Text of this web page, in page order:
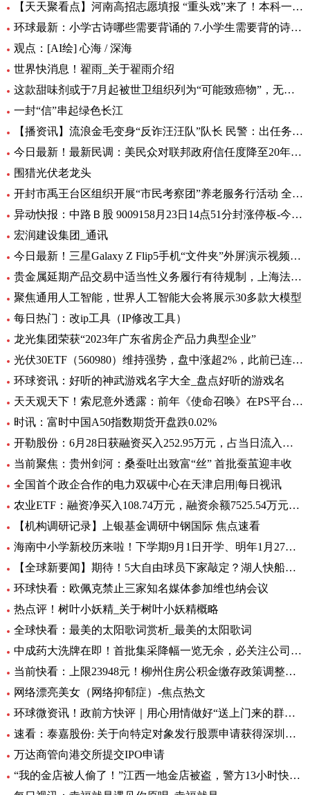
【天天聚看点】河南高招志愿填报 “重头戏”来了！本科一批、二批志愿30日起填报
环球最新：小学古诗哪些需要背诵的 7.小学生需要背的诗词有多少首
观点：[AI绘] 心海 / 深海
世界快消息！翟雨_关于翟雨介绍
这款甜味剂或于7月起被世卫组织列为“可能致癌物”，无糖可乐、口香糖中普遍有它|全球热头条
一封“信”串起绿色长江
【播资讯】流浪金毛变身“反诈汪汪队”队长 民警：出任务都要抢“档期 ”
今日最新！最新民调：美民众对联邦政府信任度降至20年来最低水平
围猎光伏老龙头
开封市禹王台区组织开展“市民考察团”养老服务行活动 全球热消息
异动快报：中路Ｂ股 9009158月23日14点51分封涨停板-今日热搜
宏润建设集团_通讯
今日最新！三星Galaxy Z Flip5手机“文件夹”外屏演示视频曝光
贵金属延期产品交易中适当性义务履行有待规制，上海法院向交易所发出司法建议_每日观察
聚焦通用人工智能，世界人工智能大会将展示30多款大模型
每日热门：改ip工具（IP修改工具）
龙光集团荣获“2023年广东省房企产品力典型企业”
光伏30ETF（560980）维持强势，盘中涨超2%，此前已连升3日，权重股捷佳伟创涨超3%
环球资讯：好听的神武游戏名字大全_盘点好听的游戏名
天天观天下！索尼意外透露：前年《使命召唤》在PS平台创造超8亿美元收入
时讯：富时中国A50指数期货开盘跌0.02%
开勒股份：6月28日获融资买入252.95万元，占当日流入资金比例11.65%-世界即时
当前聚焦：贵州剑河：桑蚕吐出致富“丝” 首批蚕茧迎丰收
全国首个政企合作的电力双碳中心在天津启用|每日视讯
农业ETF：融资净买入108.74万元，融资余额7525.54万元（06-28）
【机构调研记录】上银基金调研中钢国际 焦点速看
海南中小学新校历来啦！下学期9月1日开学、明年1月27日放寒假|观焦点
【全球新要闻】期待！5大自由球员下家敲定？湖人快船或签全明星后卫
环球快看：欧佩克禁止三家知名媒体参加维也纳会议
热点评！树叶小妖精_关于树叶小妖精概略
全球快看：最美的太阳歌词赏析_最美的太阳歌词
中成药大洗牌在即！首批集采降幅一览无余，必关注公司火线全揭秘，投资风险哪里藏？
当前快看：上限23948元！柳州住房公积金缴存政策调整，7月起执行
网络漂亮美女（网络抑郁症）-焦点热文
环球微资讯！政前方快评｜用心用情做好“送上门来的群众工作”
速看：泰嘉股份: 关于向特定对象发行股票申请获得深圳证券交易所上市审核中心审核通过的公告
万达商管向港交所提交IPO申请
“我的金店被人偷了！”江西一地金店被盗，警方13小时快速侦破 每日看点